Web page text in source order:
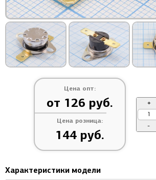
Цена опт:
от 126 руб.
Цена розница:
144 руб.
+
-
Характеристики модели